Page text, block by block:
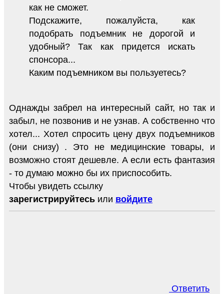
как не сможет.
Подскажите, пожалуйста, как
подобрать подъемник не дорогой и
удобный? Так как придется искать
спонсора...
Каким подъемником вы пользуетесь?
Однажды забрел на интересный сайт, но так и
забыл, не позвонив и не узнав. А собственно что
хотел... Хотел спросить цену двух подъемников
(они снизу) . Это не медицинские товары, и
возможно стоят дешевле. А если есть фантазия
- то думаю можно бы их приспособить.
Чтобы увидеть ссылку
зарегистрируйтесь или войдите
Ответить